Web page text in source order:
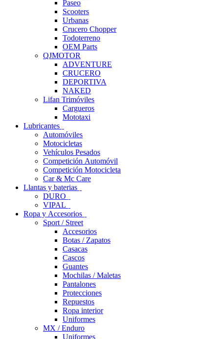
Paseo
Scooters
Urbanas
Crucero Chopper
Todoterreno
OEM Parts
QJMOTOR
ADVENTURE
CRUCERO
DEPORTIVA
NAKED
Lifan Trimóviles
Cargueros
Mototaxi
Lubricantes
Automóviles
Motocicletas
Vehículos Pesados
Competición Automóvil
Competición Motocicleta
Car & Mc Care
Llantas y baterias
DURO
VIPAL
Ropa y Accesorios
Sport / Street
Accesorios
Botas / Zapatos
Casacas
Cascos
Guantes
Mochilas / Maletas
Pantalones
Protecciones
Repuestos
Ropa interior
Uniformes
MX / Enduro
Uniformes